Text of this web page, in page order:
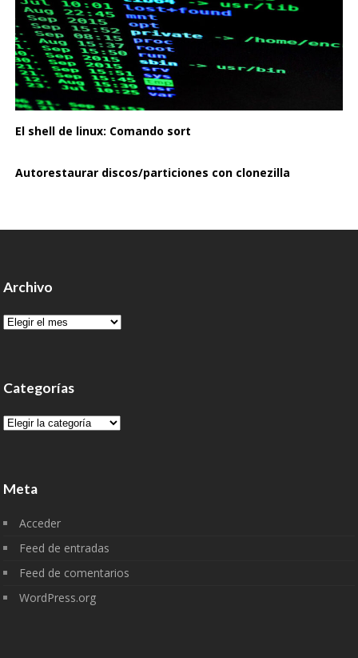
El shell de linux: Comando sort
Autorestaurar discos/particiones con clonezilla
Archivo
Archivo
Categorías
Categorías
Meta
Acceder
Feed de entradas
Feed de comentarios
WordPress.org